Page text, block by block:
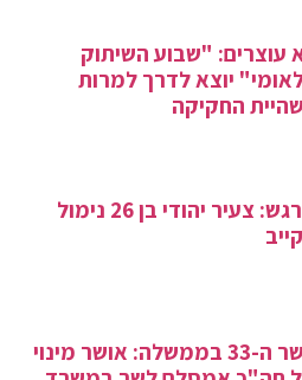
עוצרים: "שבוע השיתוק
יוצא לדרך למרות
החקיקה
מרגש: צעיר יהודי בן 26 נימול
השר ה-33 בממשלה: אושר מינוי